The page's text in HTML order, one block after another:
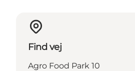
Find vej
Agro Food Park 10